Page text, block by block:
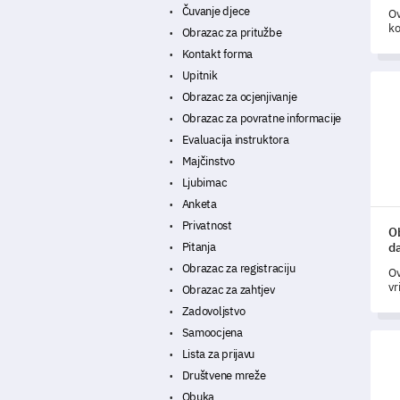
Čuvanje djece
Obrazac za pritužbe
Kontakt forma
Upitnik
Obrazac za ocjenjivanje
Obrazac za povratne informacije
Evaluacija instruktora
Majčinstvo
Ljubimac
Anketa
Privatnost
Pitanja
Obrazac za registraciju
Obrazac za zahtjev
Zadovoljstvo
Samoocjena
Lista za prijavu
Društvene mreže
Obuka